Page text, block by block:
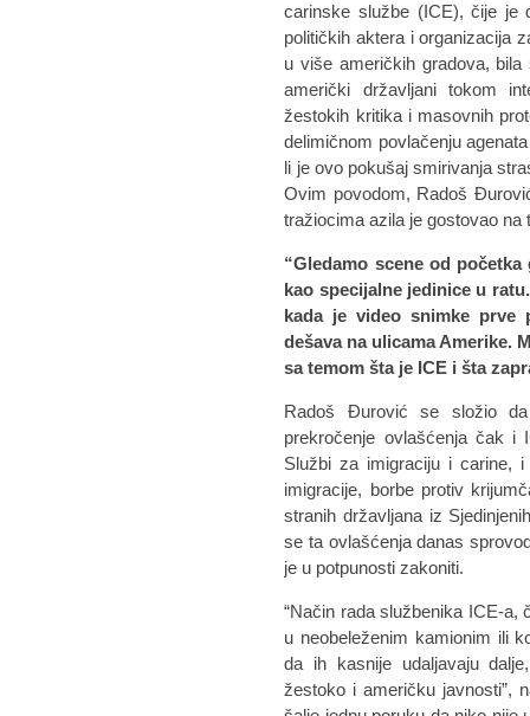
carinske službe (ICE), čije je
političkih aktera i organizacija
u više američkih gradova,
američki državljani tokom
žestokih kritika i masovnih
delimičnom povlačenju
li je ovo pokušaj smirivanja
Ovim povodom, Radoš
tražiocima azila je gostovao na
“Gledamo scene od
kao specijalne jedinice u
kada je video snimke prve
dešava na ulicama Amerike.
sa temom šta je ICE i šta
Radoš Đurović se složio
prekročenje ovlašćenja čak
Službi za imigraciju i carine,
imigracije, borbe protiv
stranih državljana iz
se ta ovlašćenja danas
je u potpunosti zakoniti.
“Način rada službenika ICE-a,
u neobeleženim kamionim ili
da ih kasnije udaljavaju
žestoko i američku javnosti”,